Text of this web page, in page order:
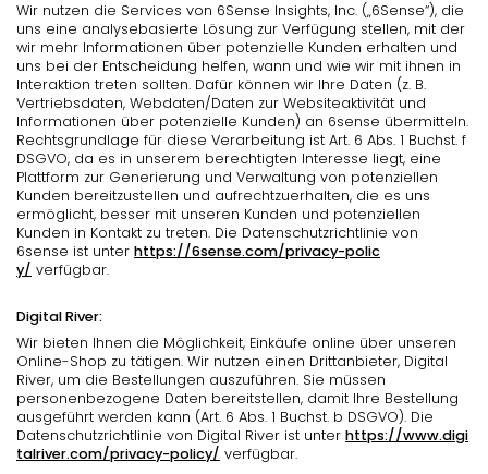
Wir nutzen die Services von 6Sense Insights, Inc. („6Sense“), die
uns eine analysebasierte Lösung zur Verfügung stellen, mit der
wir mehr Informationen über potenzielle Kunden erhalten und
uns bei der Entscheidung helfen, wann und wie wir mit ihnen in
Interaktion treten sollten. Dafür können wir Ihre Daten (z. B.
Vertriebsdaten, Webdaten/Daten zur Websiteaktivität und
Informationen über potenzielle Kunden) an 6sense übermitteln.
Rechtsgrundlage für diese Verarbeitung ist Art. 6 Abs. 1 Buchst. f
DSGVO, da es in unserem berechtigten Interesse liegt, eine
Plattform zur Generierung und Verwaltung von potenziellen
Kunden bereitzustellen und aufrechtzuerhalten, die es uns
ermöglicht, besser mit unseren Kunden und potenziellen
Kunden in Kontakt zu treten. Die Datenschutzrichtlinie von
6sense ist unter https://6sense.com/privacy-polic
y/ verfügbar.
Digital River:
Wir bieten Ihnen die Möglichkeit, Einkäufe online über unseren
Online-Shop zu tätigen. Wir nutzen einen Drittanbieter, Digital
River, um die Bestellungen auszuführen. Sie müssen
personenbezogene Daten bereitstellen, damit Ihre Bestellung
ausgeführt werden kann (Art. 6 Abs. 1 Buchst. b DSGVO). Die
Datenschutzrichtlinie von Digital River ist unter https://www.digi
talriver.com/privacy-policy/ verfügbar.